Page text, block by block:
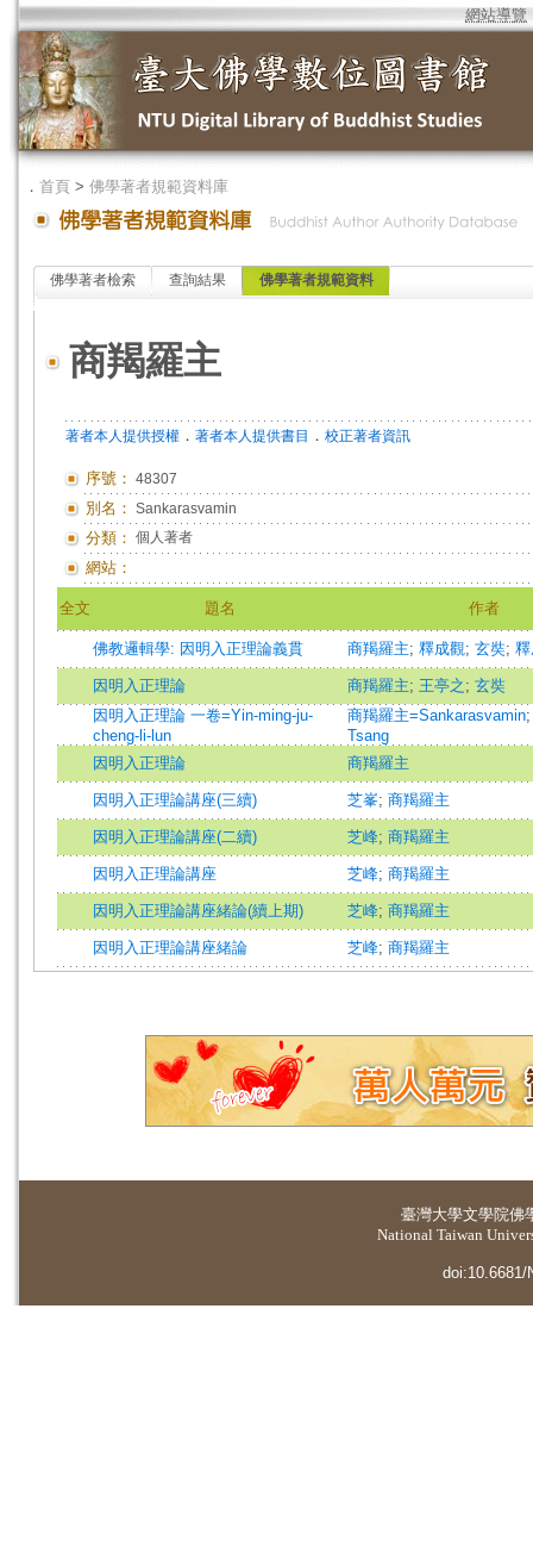
網站導覽
． 首頁 > 佛學著者規範資料庫
佛學著者檢索 查詢結果 佛學著者規範資料
商羯羅主
著者本人提供授權 ． 著者本人提供書目 ． 校正著者資訊
序號： 48307
別名： Sankarasvamin
分類： 個人著者
網站：
全文 題名 作者
佛教邏輯學: 因明入正理論義貫 商羯羅主; 釋成觀; 玄奘;
因明入正理論 商羯羅主; 王亭之 ; 玄奘
因明入正理論 一卷=Yin-ming-ju-
cheng-li-lun
商羯羅主=Sankarasvamin
Tsang
因明入正理論
商羯羅主
因明入正理論講座(三續) 芝峯; 商羯羅主
因明入正理論講座(二續) 芝峰; 商羯羅主
因明入正理論講座 芝峰; 商羯羅主
因明入正理論講座緒論(續上期) 芝峰; 商羯羅主
因明入正理論講座緒論 芝峰; 商羯羅主
臺灣大學文學院佛
National Taiwan
doi:10.6681/